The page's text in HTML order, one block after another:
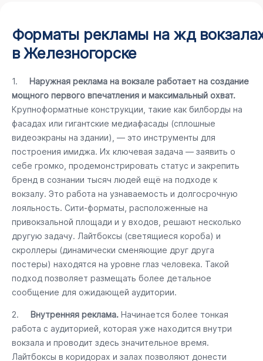
Форматы рекламы на жд
в Железногорске
1. Наружная реклама на вокзале работает на создание
мощного первого впечатления и максимальный охват.
Крупноформатные конструкции, такие как билборды на
фасадах или гигантские медиафасады (сплошные
видеоэкраны на здании), — это инструменты для
построения имиджа. Их ключевая задача — заявить о
себе громко, продемонстрировать статус и закрепить
бренд в сознании тысяч людей ещё на подходе к
вокзалу. Это работа на узнаваемость и долгосрочную
лояльность. Сити-форматы, расположенные на
привокзальной площади и у входов, решают несколько
другую задачу. Лайтбоксы (светящиеся короба) и
скроллеры (динамически сменяющие друг друга
постеры) находятся на уровне глаз человека. Такой
подход позволяет размещать более детальное
сообщение для ожидающей аудитории.
2. Внутренняя реклама. Начинается более тонкая
работа с аудиторией, которая уже находится внутри
вокзала и проводит здесь значительное время.
Лайтбоксы в коридорах и залах позволяют донести